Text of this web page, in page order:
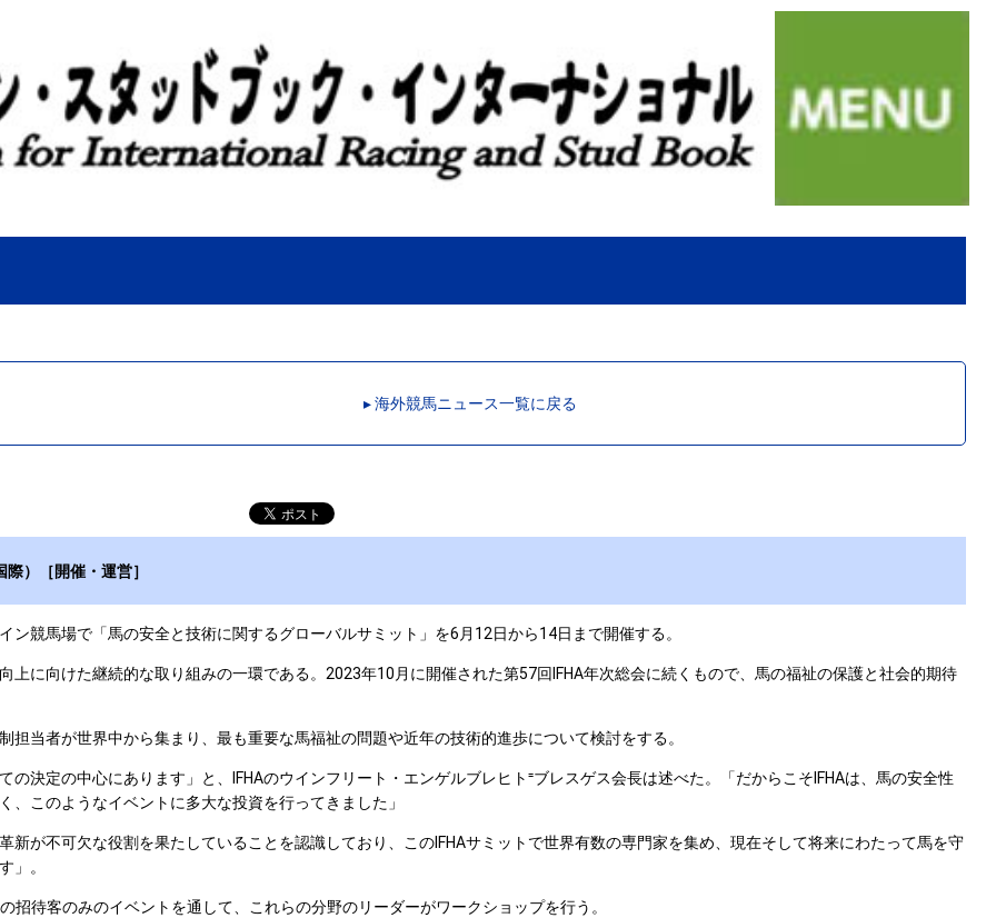
▸ 海外競馬ニュース一覧に戻る
）［開催・運営］
競馬場で「馬の安全と技術に関するグローバルサミット」を6月12日から14日まで開催する。
に向けた継続的な取り組みの一環である。2023年10月に開催された第57回IFHA年次総会に続くもので、馬の福祉の保護と社会的期待
当者が世界中から集まり、最も重要な馬福祉の問題や近年の技術的進歩について検討をする。
決定の中心にあります」と、IFHAのウインフリート・エンゲルブレヒト⁼ブレスゲス会長は述べた。「だからこそIFHAは、馬の安全性
このようなイベントに多大な投資を行ってきました」
が不可欠な役割を果たしていることを認識しており、このIFHAサミットで世界有数の専門家を集め、現在そして将来にわたって馬を守
」。
待客のみのイベントを通して、これらの分野のリーダーがワークショップを行う。